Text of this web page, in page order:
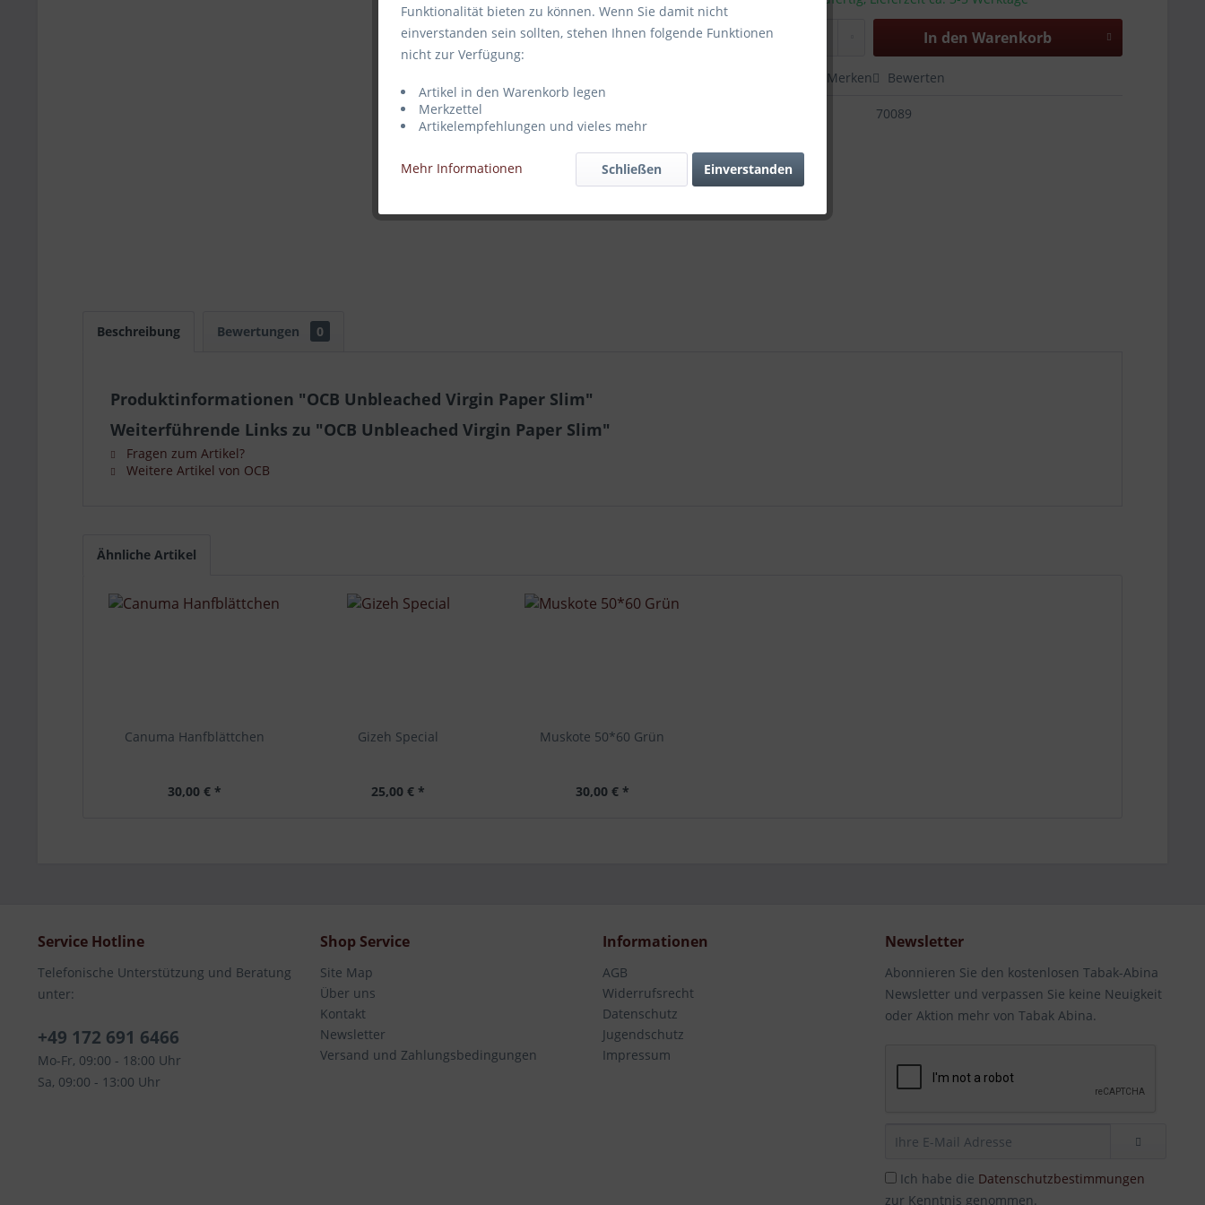
In den Warenkorb
Merken Bewerten
70089
Beschreibung Bewertungen 0
Produktinformationen "OCB Unbleached Virgin Paper Slim"
Weiterführende Links zu "OCB Unbleached Virgin Paper Slim"
Fragen zum Artikel?
Weitere Artikel von OCB
Ähnliche Artikel
Canuma Hanfblättchen
30,00 € *
Gizeh Special
25,00 € *
Muskote 50*60 Grün
30,00 € *
Service Hotline
Telefonische Unterstützung und Beratung
unter:
+49 172 691 6466
Mo-Fr, 09:00 - 18:00 Uhr
Sa, 09:00 - 13:00 Uhr
Shop Service
Site Map
Über uns
Kontakt
Newsletter
Versand und Zahlungsbedingungen
Informationen
AGB
Widerrufsrecht
Datenschutz
Jugendschutz
Impressum
Newsletter
Abonnieren Sie den kostenlosen Tabak-Abina
Newsletter und verpassen Sie keine Neuigkeit
oder Aktion mehr von Tabak Abina.
Ich habe die Datenschutzbestimmungen
zur Kenntnis genommen.
Funktionalität bieten zu können. Wenn Sie damit nicht
einverstanden sein sollten, stehen Ihnen folgende Funktionen
nicht zur Verfügung:
Artikel in den Warenkorb legen
Merkzettel
Artikelempfehlungen und vieles mehr
Mehr Informationen Einverstanden
Schließen